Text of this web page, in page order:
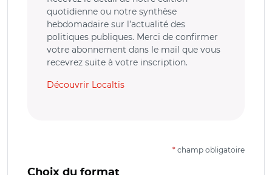
quotidienne ou notre synthèse
hebdomadaire sur l’actualité des
politiques publiques. Merci de confirmer
votre abonnement dans le mail que vous
recevrez suite à votre inscription.
Découvrir Localtis
* champ obligatoire
Choix du format